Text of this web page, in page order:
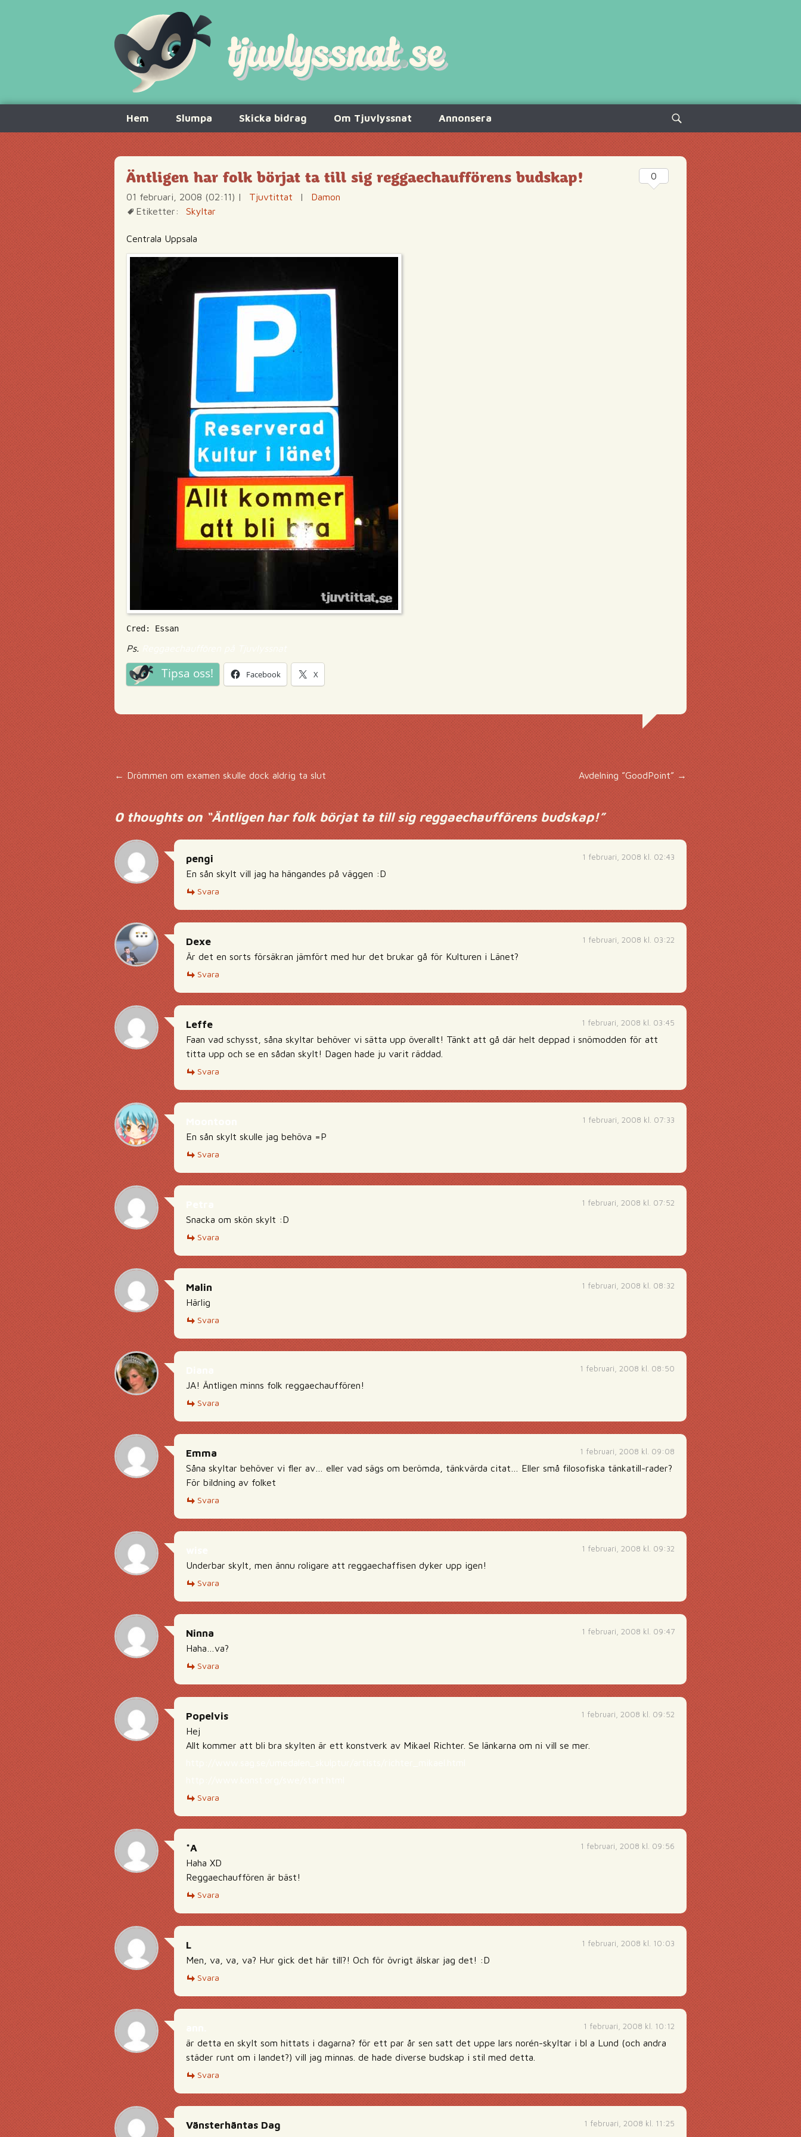
innehåll
Hem Slumpa Skicka bidrag Om Tjuvlyssnat Annonsera
Sök
efter:
Äntligen har folk börjat ta till sig reggaechaufförens budskap!
01 februari, 2008 (02:11) | Tjuvtittat |
Damon
Etiketter:
Skyltar
Centrala Uppsala
Cred: Essan
Ps.
Tipsa oss! Facebook X
0
Inläggsnavigering
←Drömmen om examen skulle dock aldrig ta slut Avdelning ”GoodPoint”→
0 thoughts on “Äntligen har folk börjat ta till sig reggaechaufförens budskap!”
1 februari, 2008 kl. 02:43
pengi
En sån skylt vill jag ha hängandes på väggen :D
Svara
1 februari, 2008 kl. 03:22
Dexe
Är det en sorts försäkran jämfört med hur det brukar gå för Kulturen i Länet?
Svara
1 februari, 2008 kl. 03:45
Leffe
Faan vad schysst, såna skyltar behöver vi sätta upp överallt! Tänkt att gå där helt deppad i snömodden för att
titta upp och se en sådan skylt! Dagen hade ju varit räddad.
Svara
1 februari, 2008 kl. 07:33
En sån skylt skulle jag behöva =P
Svara
1 februari, 2008 kl. 07:52
Snacka om skön skylt :D
Svara
1 februari, 2008 kl. 08:32
Malin
Härlig
Svara
1 februari, 2008 kl. 08:50
JA! Äntligen minns folk reggaechauffören!
Svara
1 februari, 2008 kl. 09:08
Emma
Såna skyltar behöver vi fler av… eller vad sägs om berömda, tänkvärda citat… Eller små filosofiska tänkatill-rader?
För bildning av folket
Svara
1 februari, 2008 kl. 09:32
Underbar skylt, men ännu roligare att reggaechaffisen dyker upp igen!
Svara
1 februari, 2008 kl. 09:47
Ninna
Haha…va?
Svara
1 februari, 2008 kl. 09:52
Popelvis
Hej
Allt kommer att bli bra skylten är ett konstverk av Mikael Richter. Se länkarna om ni vill se mer.
Svara
1 februari, 2008 kl. 09:56
*A
Haha XD
Reggaechauffören är bäst!
Svara
1 februari, 2008 kl. 10:03
L
Men, va, va, va? Hur gick det här till?! Och för övrigt älskar jag det! :D
Svara
1 februari, 2008 kl. 10:12
är detta en skylt som hittats i dagarna? för ett par år sen satt det uppe lars norén-skyltar i bl a Lund (och andra
städer runt om i landet?) vill jag minnas. de hade diverse budskap i stil med detta.
Svara
1 februari, 2008 kl. 11:25
Vänsterhäntas Dag